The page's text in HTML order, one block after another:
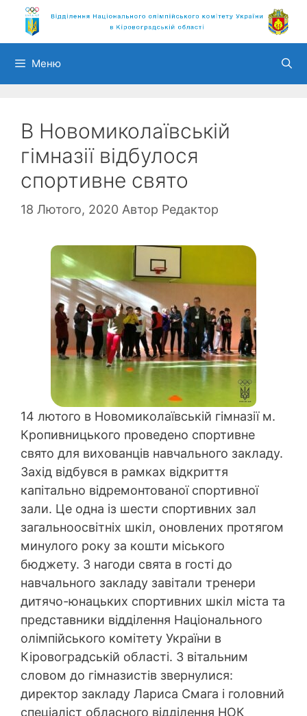
Перейти
вмісту
Меню
В Новомиколаївській
гімназії відбулося
спортивне свято
18 Лютого, 2020 Автор Редактор
14 лютого в Новомиколаївській гімназії м.
Кропивницького проведено спортивне
свято для вихованців навчального закладу.
Захід відбувся в рамках відкриття
капітально відремонтованої спортивної
зали. Це одна із шести спортивних зал
загальноосвітніх шкіл, оновлених протягом
минулого року за кошти міського
бюджету. З нагоди свята в гості до
навчального закладу завітали тренери
дитячо-юнацьких спортивних шкіл міста та
представники відділення Національного
олімпійського комітету України в
Кіровоградській області. З вітальним
словом до гімназистів звернулися:
директор закладу Лариса Смага і головний
спеціаліст обласного відділення НОК